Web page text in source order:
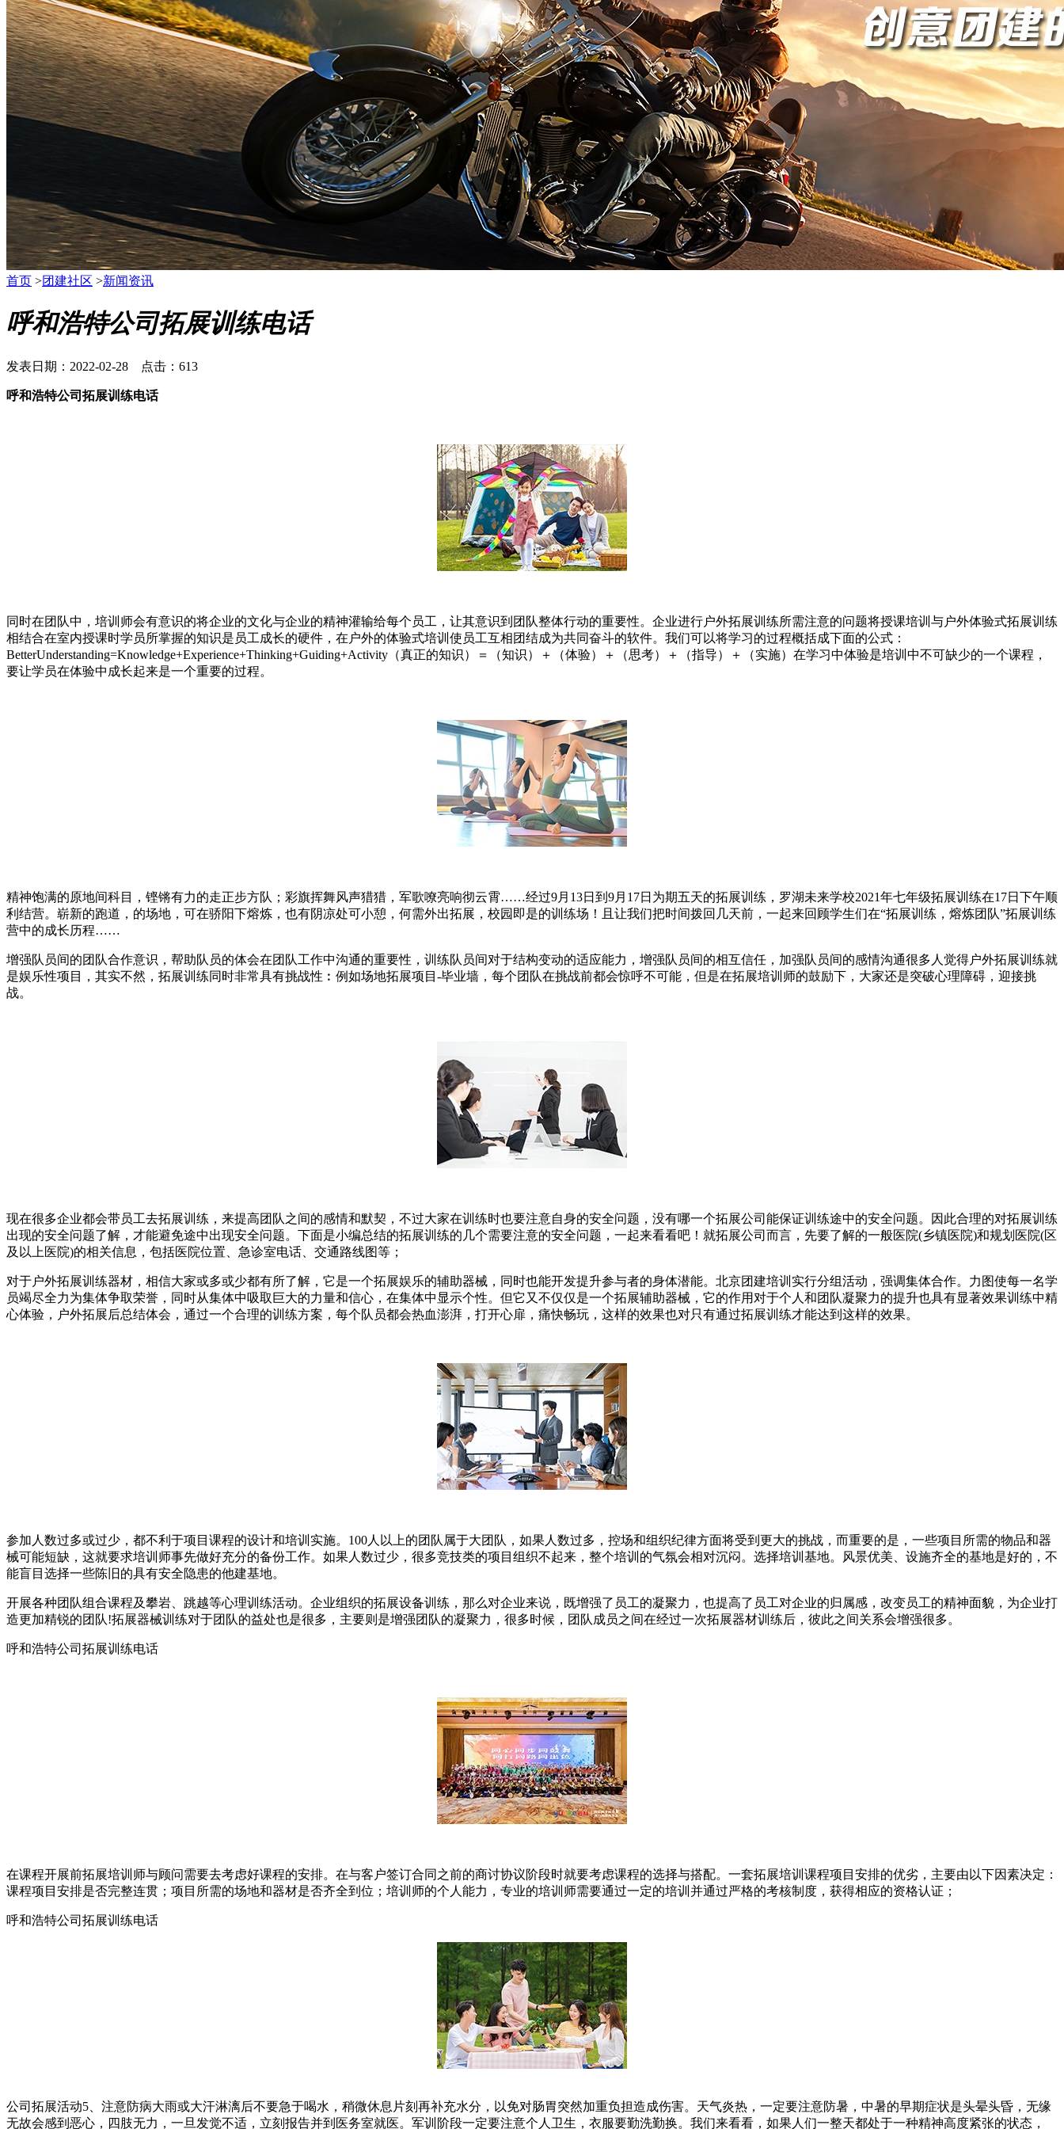
首页 >团建社区 >新闻资讯
呼和浩特公司拓展训练电话
发表日期：2022-02-28 点击：613
呼和浩特公司拓展训练电话
同时在团队中，培训师会有意识的将企业的文化与企业的精神灌输给每个员工，让其意识到团队整体行动的重要性。企业进行户外拓展训练所需注意的问题将授课培训与户外体验式拓展训练
相结合在室内授课时学员所掌握的知识是员工成长的硬件，在户外的体验式培训使员工互相团结成为共同奋斗的软件。我们可以将学习的过程概括成下面的公式：
BetterUnderstanding=Knowledge+Experience+Thinking+Guiding+Activity（真正的知识）＝（知识）＋（体验）＋（思考）＋（指导）＋（实施）在学习中体验是培训中不可缺少的一个课程，
要让学员在体验中成长起来是一个重要的过程。
精神饱满的原地间科目，铿锵有力的走正步方队；彩旗挥舞风声猎猎，军歌嘹亮响彻云霄……经过9月13日到9月17日为期五天的拓展训练，罗湖未来学校2021年七年级拓展训练在17日下午顺
利结营。崭新的跑道，的场地，可在骄阳下熔炼，也有阴凉处可小憩，何需外出拓展，校园即是的训练场！且让我们把时间拨回几天前，一起来回顾学生们在“拓展训练，熔炼团队”拓展训练
营中的成长历程……
增强队员间的团队合作意识，帮助队员的体会在团队工作中沟通的重要性，训练队员间对于结构变动的适应能力，增强队员间的相互信任，加强队员间的感情沟通很多人觉得户外拓展训练就
是娱乐性项目，其实不然，拓展训练同时非常具有挑战性︰例如场地拓展项目-毕业墙，每个团队在挑战前都会惊呼不可能，但是在拓展培训师的鼓励下，大家还是突破心理障碍，迎接挑
战。
现在很多企业都会带员工去拓展训练，来提高团队之间的感情和默契，不过大家在训练时也要注意自身的安全问题，没有哪一个拓展公司能保证训练途中的安全问题。因此合理的对拓展训练
出现的安全问题了解，才能避免途中出现安全问题。下面是小编总结的拓展训练的几个需要注意的安全问题，一起来看看吧！就拓展公司而言，先要了解的一般医院(乡镇医院)和规划医院(区
及以上医院)的相关信息，包括医院位置、急诊室电话、交通路线图等；
对于户外拓展训练器材，相信大家或多或少都有所了解，它是一个拓展娱乐的辅助器械，同时也能开发提升参与者的身体潜能。北京团建培训实行分组活动，强调集体合作。力图使每一名学
员竭尽全力为集体争取荣誉，同时从集体中吸取巨大的力量和信心，在集体中显示个性。但它又不仅仅是一个拓展辅助器械，它的作用对于个人和团队凝聚力的提升也具有显著效果训练中精
心体验，户外拓展后总结体会，通过一个合理的训练方案，每个队员都会热血澎湃，打开心扉，痛快畅玩，这样的效果也对只有通过拓展训练才能达到这样的效果。
参加人数过多或过少，都不利于项目课程的设计和培训实施。100人以上的团队属于大团队，如果人数过多，控场和组织纪律方面将受到更大的挑战，而重要的是，一些项目所需的物品和器
械可能短缺，这就要求培训师事先做好充分的备份工作。如果人数过少，很多竞技类的项目组织不起来，整个培训的气氛会相对沉闷。选择培训基地。风景优美、设施齐全的基地是好的，不
能盲目选择一些陈旧的具有安全隐患的他建基地。
开展各种团队组合课程及攀岩、跳越等心理训练活动。企业组织的拓展设备训练，那么对企业来说，既增强了员工的凝聚力，也提高了员工对企业的归属感，改变员工的精神面貌，为企业打
造更加精锐的团队!拓展器械训练对于团队的益处也是很多，主要则是增强团队的凝聚力，很多时候，团队成员之间在经过一次拓展器材训练后，彼此之间关系会增强很多。
呼和浩特公司拓展训练电话
在课程开展前拓展培训师与顾问需要去考虑好课程的安排。在与客户签订合同之前的商讨协议阶段时就要考虑课程的选择与搭配。一套拓展培训课程项目安排的优劣，主要由以下因素决定：
课程项目安排是否完整连贯；项目所需的场地和器材是否齐全到位；培训师的个人能力，专业的培训师需要通过一定的培训并通过严格的考核制度，获得相应的资格认证；
呼和浩特公司拓展训练电话
公司拓展活动5、注意防病大雨或大汗淋漓后不要急于喝水，稍微休息片刻再补充水分，以免对肠胃突然加重负担造成伤害。天气炎热，一定要注意防暑，中暑的早期症状是头晕头昏，无缘
无故会感到恶心，四肢无力，一旦发觉不适，立刻报告并到医务室就医。军训阶段一定要注意个人卫生，衣服要勤洗勤换。我们来看看，如果人们一整天都处于一种精神高度紧张的状态，